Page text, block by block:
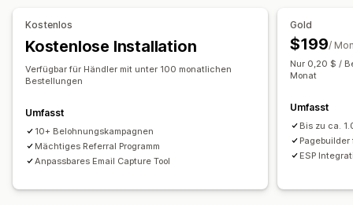
POS-Prämien
Versandtarife Kostenloser Versand
Frühzeitiger Zugriff
Exklusiver Zugriff
Individuelle Prämien
Kostenlos
Kostenlose Installation
Verfügbar für Händler mit unter 100 monatlichen
Bestellungen
Umfasst
10+ Belohnungskampagnen
Mächtiges Referral Programm
Anpassbares Email Capture Tool
Gold
$199/
Nur 0,20 $ /
Monat
Umfasst
Bis zu ca.
ESP